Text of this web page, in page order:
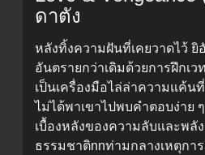
ดาตัง
หลังทิ้งความฝันที่เคยวาดไว้ ยิ
อันตรายกว่าเดิมด้วยการฝึกเ
เป็นเครื่องมือไล่ล่าความแค้น
ไม่ได้พาเขาไปพบคำตอบง่าย
เบื้องหลังของความลับและพลั
ธรรมชาติnnท่ามกลางเหตุก